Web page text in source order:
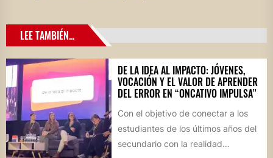
LEE TAMBIÉN...
DE LA IDEA AL IMPACTO: JÓVENES,
VOCACIÓN Y EL VALOR DE APRENDER
DEL ERROR EN “ONCATIVO IMPULSA”
Con el objetivo de conectar a los
estudiantes de los últimos años del
secundario con la realidad